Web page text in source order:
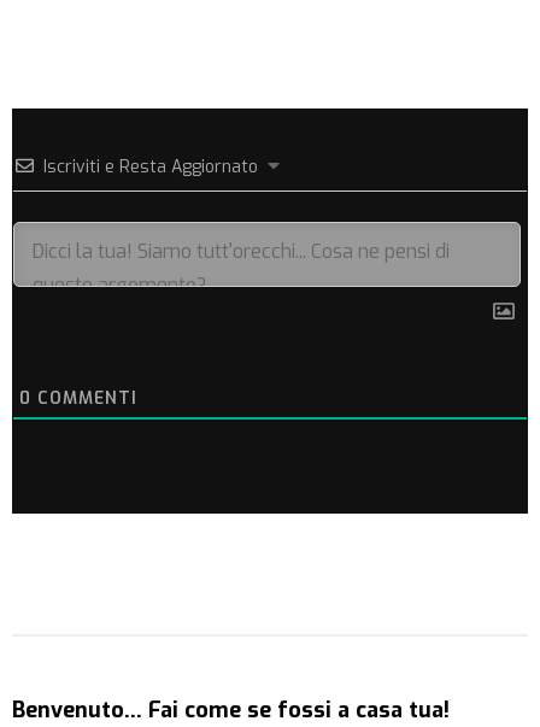
Iscriviti e Resta Aggiornato
0 COMMENTI
Benvenuto… Fai come se fossi a casa tua!